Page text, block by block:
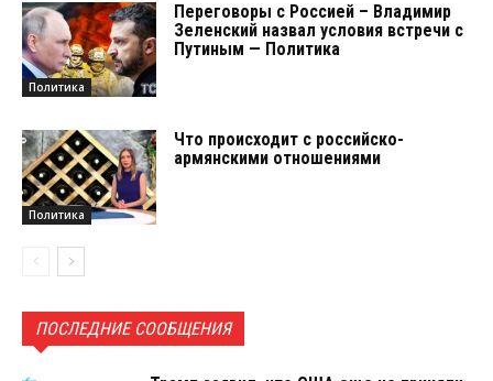
Политика
Переговоры с Россией – Владимир
Зеленский назвал условия встречи с
Путиным — Политика
Политика
Что происходит с российско-
армянскими отношениями
ПОСЛЕДНИЕ СООБЩЕНИЯ